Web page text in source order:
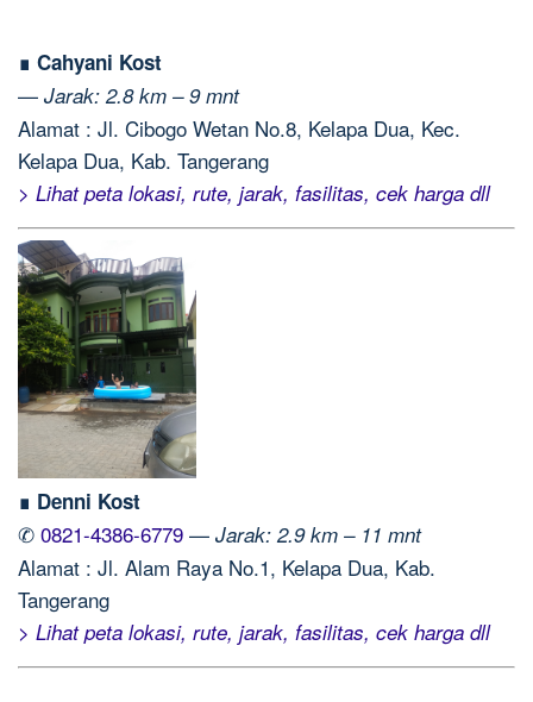
∎ Cahyani Kost
— Jarak: 2.8 km – 9 mnt
Alamat : Jl. Cibogo Wetan No.8, Kelapa Dua, Kec.
Kelapa Dua, Kab. Tangerang
> Lihat peta lokasi, rute, jarak, fasilitas, cek harga dll
∎ Denni Kost
✆ 0821-4386-6779 — Jarak: 2.9 km – 11 mnt
Alamat : Jl. Alam Raya No.1, Kelapa Dua, Kab.
Tangerang
> Lihat peta lokasi, rute, jarak, fasilitas, cek harga dll